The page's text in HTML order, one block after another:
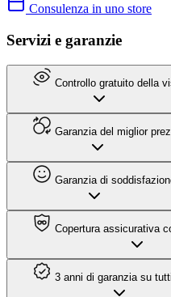
Consulenza in uno store
Servizi e garanzie
Controllo gratuito della
Garanzia del miglior
Garanzia di
Copertura assicurativa
3 anni di garanzia su